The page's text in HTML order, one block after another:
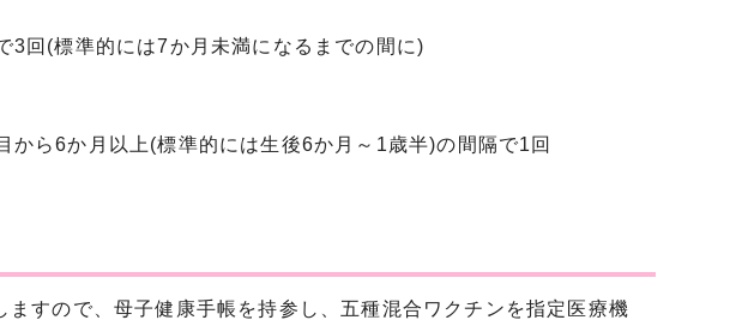
3回(標準的には7か月未満になるまでの間に)
から6か月以上(標準的には生後6か月～1歳半)の間隔で1回
すので、母子健康手帳を持参し、五種混合ワクチンを指定医療機